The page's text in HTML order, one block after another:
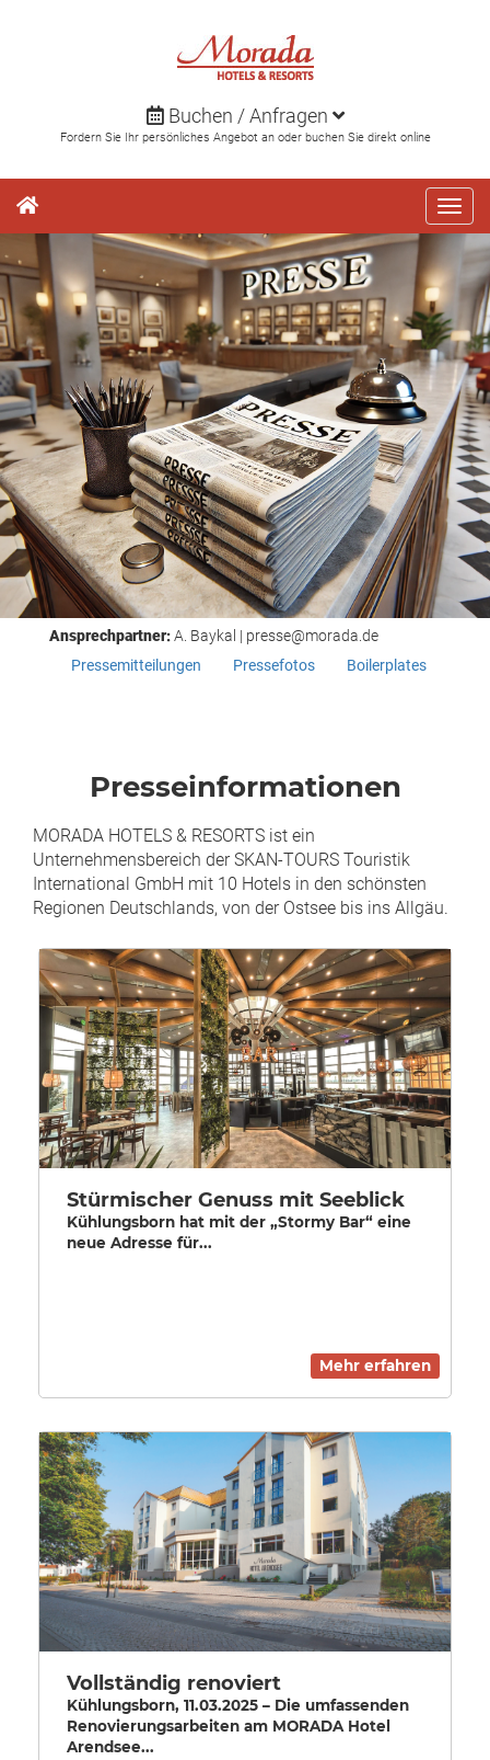
Buchen / Anfragen
Fordern Sie Ihr persönliches Angebot an oder buchen Sie direkt online
Ansprechpartner:A. Baykal | presse@morada.de
Pressemitteilungen
Pressefotos Boilerplates
Presseinformationen
MORADA HOTELS & RESORTS ist ein
Unternehmensbereich der SKAN-TOURS Touristik
International GmbH mit 10 Hotels in den schönsten
Regionen Deutschlands, von der Ostsee bis ins Allgäu.
Stürmischer Genuss mit Seeblick
Kühlungsborn hat mit der „Stormy Bar“ eine
neue Adresse für...
Mehr erfahren
Vollständig renoviert
Kühlungsborn, 11.03.2025 – Die umfassenden
Renovierungsarbeiten am MORADA Hotel
Arendsee...